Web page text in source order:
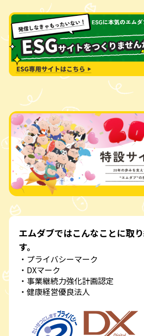
エムダブではこんなことに取
す。
・プライバシーマーク
・DXマーク
・事業継続力強化計画認定
・健康経営優良法人